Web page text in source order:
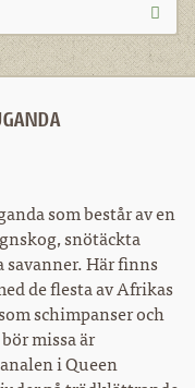
som består av en
snötäckta
savanner. Här finns
de flesta av Afrikas
schimpanser och
missa är
i Queen